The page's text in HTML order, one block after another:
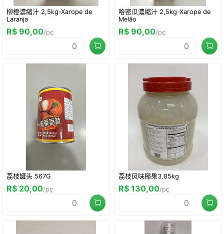
柳橙濃縮汁 2,5kg-Xarope de
Laranja
R$ 90,00/pç
哈密瓜濃縮汁 2,5kg-Xarope de
Melão
R$ 90,00/pç
荔枝罐头 567G
R$ 20,00/pç
荔枝风味椰果3.85kg
R$ 130,00/pç